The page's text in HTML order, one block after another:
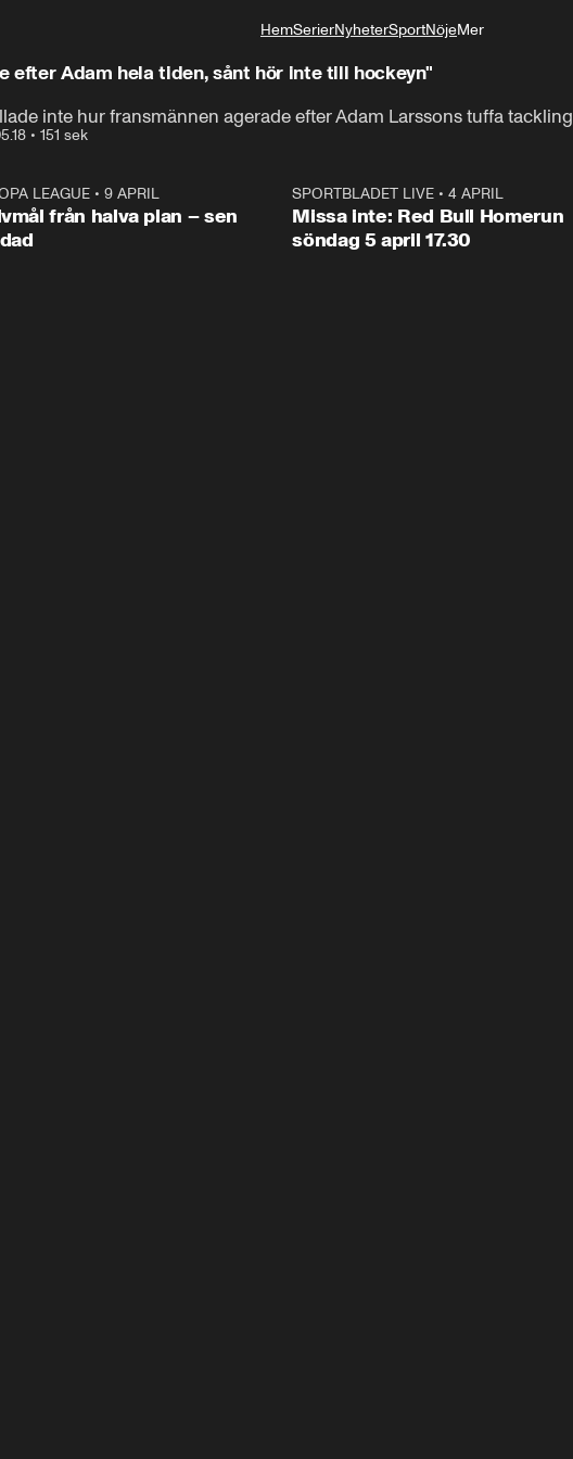
HemSerierNyheterSportNöjeMer
Livsstil
efter Adam hela tiden, sånt hör inte till hockeyn"
inte hur fransmännen agerade efter Adam Larssons tuffa tackling
• 151 sek
1:03
LEAGUE• 9 APRIL
från halva plan – sen
SPORTBLADET LIVE •4 APRIL
Missa inte: Red Bull Homerun
söndag 5 april 17.30